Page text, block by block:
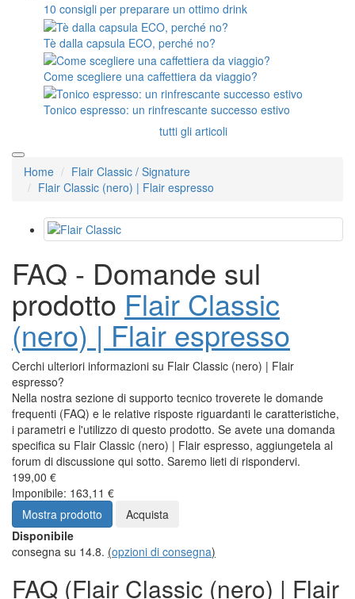
10 consigli per preparare un ottimo drink
Tè dalla capsula ECO, perché no?
Come scegliere una caffettiera da viaggio?
Tonico espresso: un rinfrescante successo estivo
tutti gli articoli
Home
Flair Classic / Signature
Flair Classic (nero) | Flair espresso
FAQ - Domande sul
prodotto Flair Classic
(nero) | Flair espresso
Cerchi ulteriori informazioni su Flair Classic (nero) | Flair
espresso?
Nella nostra sezione di supporto tecnico troverete le domande
frequenti (FAQ) e le relative risposte riguardanti le caratteristiche,
i parametri e l'utilizzo di questo prodotto. Se avete una domanda
specifica su Flair Classic (nero) | Flair espresso, aggiungetela al
forum di discussione qui sotto. Saremo lieti di rispondervi.
199,00 €
Imponibile: 163,11 €
Mostra prodotto
Acquista
Disponibile
consegna su 14.8. (opzioni di consegna)
FAQ (Flair Classic (nero) | Flair